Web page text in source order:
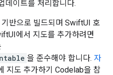
데이트를 처리합니다.
기반으로 빌드되며 SwiftUI 호
에서 지도를 추가하려면
을 준수해야 합니다. 자
지도 추가하기 Codelab을 참